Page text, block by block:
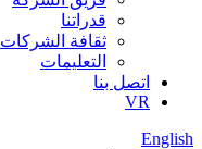
قدراتنا
ثقافة الشركات
التعليمات
اتصل بنا
VR
English